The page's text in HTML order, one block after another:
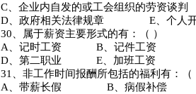
C、企业内自发的或工会组织的劳资谈判
D、政府相关法律规章 E、个人开
30、属于薪资主要形式的有：（ ）
A、记时工资 B、记件工资 C
D、第二职业 E、加班工资
31、非工作时间报酬所包括的福利有：（
A、带薪长假 B、病假补偿